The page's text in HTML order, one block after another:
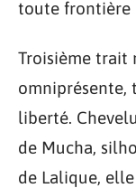
toute frontière
Troisième trait
omniprésente,
liberté.
de Mucha,
de Lalique,